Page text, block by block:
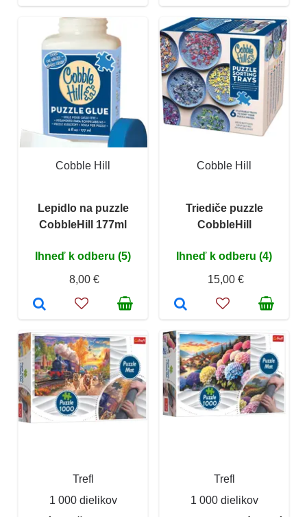
Cobble Hill
Lepidlo na puzzle
CobbleHill 177ml
Ihneď k odberu (5)
8,00 €
Cobble Hill
Triediče puzzle
CobbleHill
Ihneď k odberu (4)
15,00 €
Trefl
1 000 dielikov
Trefl
1 000 dielikov